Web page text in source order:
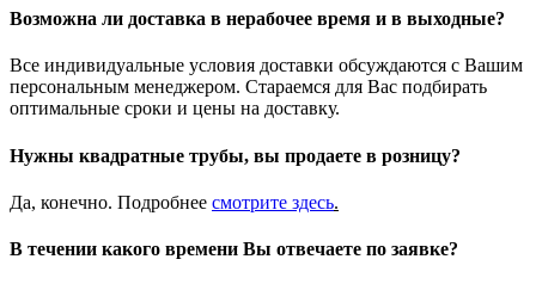
Возможна ли доставка в нерабочее время и в выходные?
Все индивидуальные условия доставки обсуждаются с Вашим
персональным менеджером. Стараемся для Вас подбирать
оптимальные сроки и цены на доставку.
Нужны квадратные трубы, вы продаете в розницу?
Да, конечно. Подробнее смотрите здесь.
В течении какого времени Вы отвечаете по заявке?